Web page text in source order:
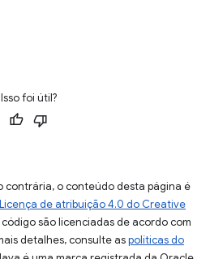
Isso foi útil?
contrária, o conteúdo desta página é
Licença de atribuição 4.0 do Creative
são licenciadas de acordo com
detalhes, consulte aspolíticas do